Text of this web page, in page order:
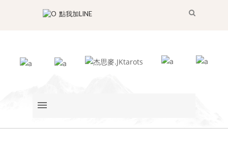
點我加LINE